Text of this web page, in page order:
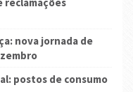
nova jornada de
postos de consumo